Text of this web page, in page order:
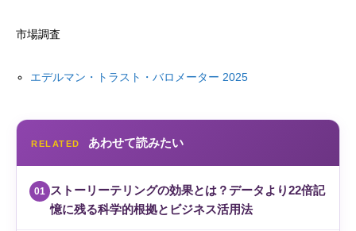
市場調査
エデルマン・トラスト・バロメーター 2025
RELATED あわせて読みたい
01 ストーリーテリングの効果とは？データより22倍記
憶に残る科学的根拠とビジネス活用法